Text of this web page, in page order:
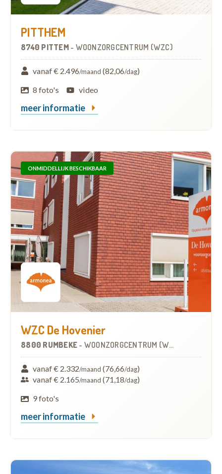
PITTHEM
8740 PITTEM - WOONZORGCENTRUM (WZC)
vanaf € 2.496/maand (82,06/dag)
8 foto's
video
meer informatie
ONMIDDELLIJK BESCHIKBAAR
WZC De Hovenier
8800 RUMBEKE - WOONZORGCENTRUM (WZC)
vanaf € 2.332/maand (76,66/dag)
vanaf € 2.165/maand (71,18/dag)
9 foto's
meer informatie